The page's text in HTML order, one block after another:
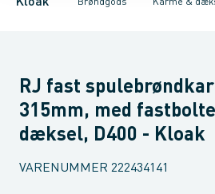
Brøndgods Karme &
RJ fast
315mm, med
dæksel, D400 - Kloak
VARENUMMER 222434141